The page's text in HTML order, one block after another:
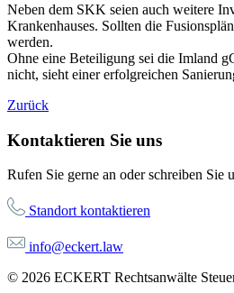
Neben dem SKK seien auch weitere
Krankenhauses. Sollten die
werden.
Ohne eine Beteiligung sei die Imland
nicht, sieht einer erfolgreichen
Zurück
Kontaktieren Sie uns
Rufen Sie gerne an oder schreiben Sie
Standort kontaktieren
info@eckert.law
© 2026 ECKERT Rechtsanwälte